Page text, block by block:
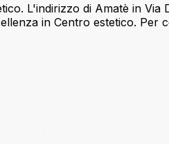
L'indirizzo di Amatè in
in Centro estetico. Per